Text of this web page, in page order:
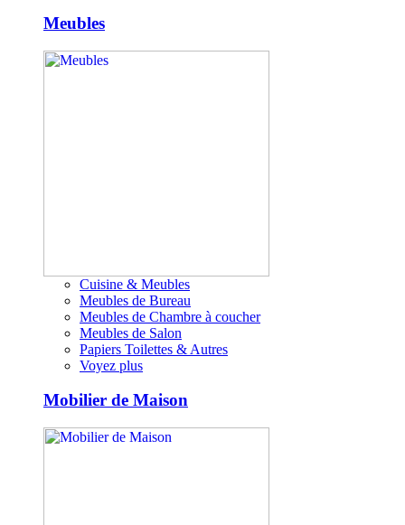
Meubles
Cuisine & Meubles
Meubles de Bureau
Meubles de Chambre à coucher
Meubles de Salon
Papiers Toilettes & Autres
Voyez plus
Mobilier de Maison